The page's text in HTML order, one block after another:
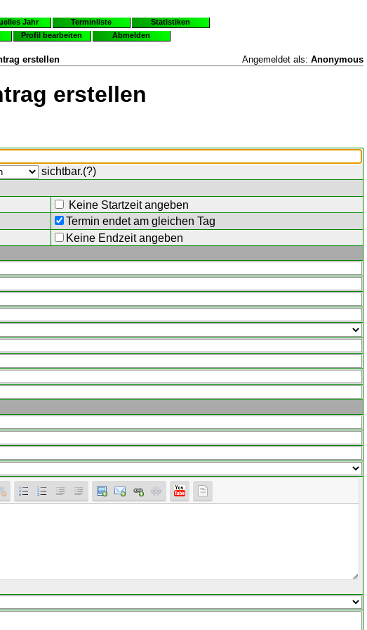
Jahr Terminliste
Statistiken
Profil bearbeiten Abmelden
erstellen Angemeldet als: Anonymous
erstellen
sichtbar.(?)
Keine Startzeit angeben
Termin endet am gleichen Tag
Keine Endzeit angeben